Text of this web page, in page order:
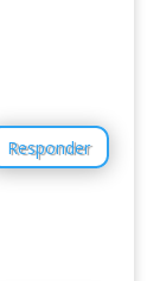
Responder